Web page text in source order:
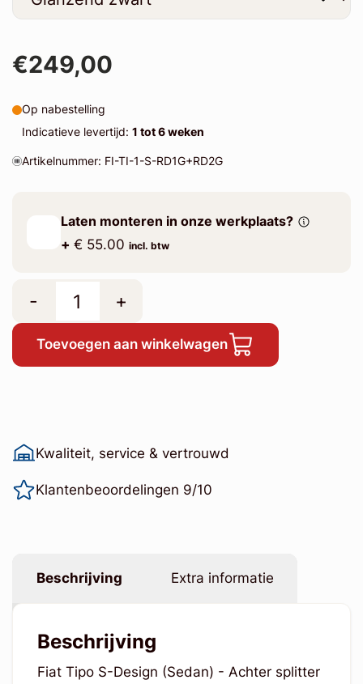
€249,00
Op nabestelling
Indicatieve levertijd: 1 tot 6 weken
Artikelnummer: FI-TI-1-S-RD1G+RD2G
Laten monteren in onze werkplaats?
+ € 55.00 incl. btw
- +
Toevoegen aan winkelwagen
Kwaliteit, service & vertrouwd
Klantenbeoordelingen 9/10
Beschrijving Extra informatie
Beschrijving
Fiat Tipo S-Design (Sedan) - Achter splitter